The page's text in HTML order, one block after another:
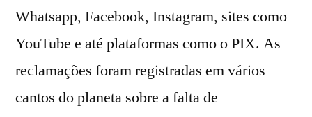
Whatsapp, Facebook, Instagram, sites como
YouTube e até plataformas como o PIX. As
reclamações foram registradas em vários
cantos do planeta sobre a falta de